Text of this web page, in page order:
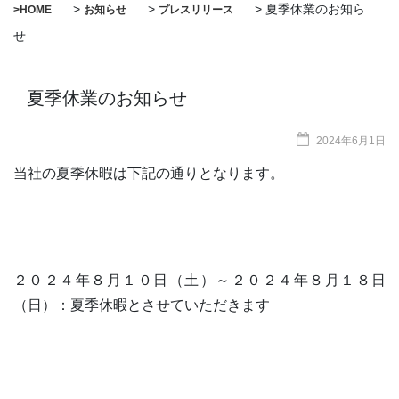
>HOME > お知らせ > プレスリリース > 夏季休業のお知ら
せ
夏季休業のお知らせ
2024年6月1日
当社の夏季休暇は下記の通りとなります。
２０２４年８月１０日（土）～２０２４年８月１８日
（日）：夏季休暇とさせていただきます